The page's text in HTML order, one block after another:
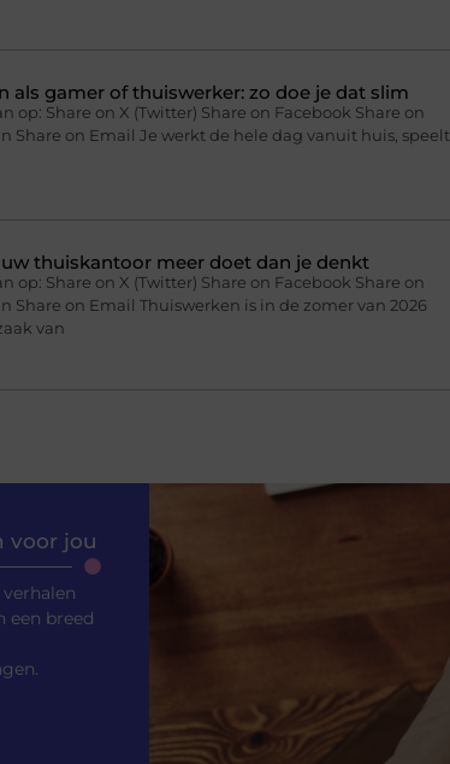
als gamer of thuiswerker: zo doe je dat slim
op: Share on X (Twitter) Share on Facebook Share on
Share on Email Je werkt de hele dag vanuit huis, speelt
thuiskantoor meer doet dan je denkt
op: Share on X (Twitter) Share on Facebook Share on
Share on Email Thuiswerken is in de zomer van 2026
van
voor jou
een breed